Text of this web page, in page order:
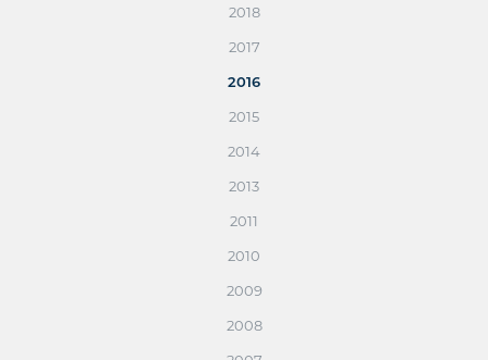
2018
2017
2016
2015
2014
2013
2011
2010
2009
2008